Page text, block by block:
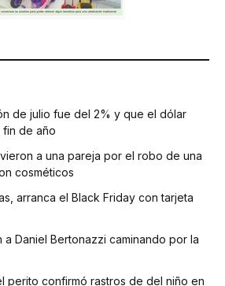
de julio fue del 2% y que el dólar
fin de año
a una pareja por el robo de una
cosméticos
arranca el Black Friday con tarjeta
a Daniel Bertonazzi caminando por la
perito confirmó rastros de del niño en